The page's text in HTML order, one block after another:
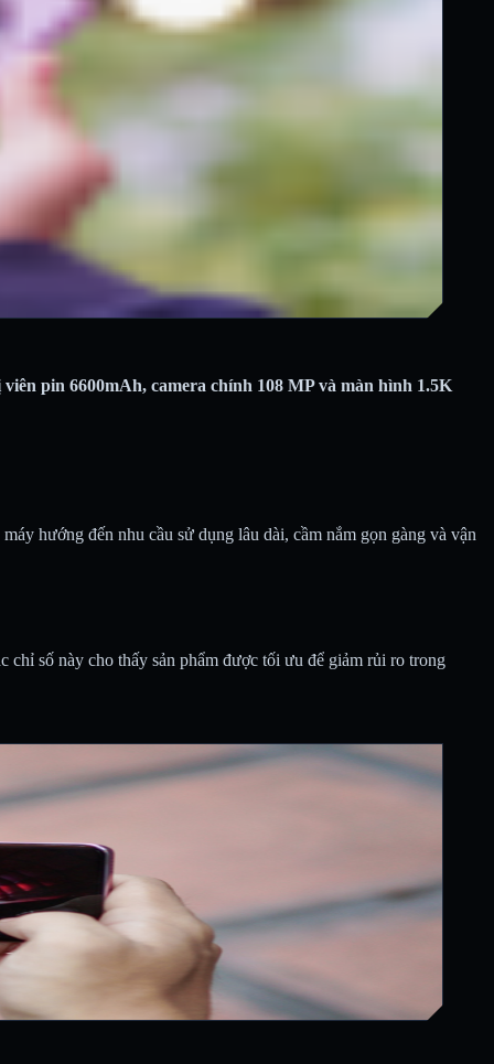
pin 6600mAh, camera chính 108 MP và màn hình 1.5K
hướng đến nhu cầu sử dụng lâu dài, cầm nắm gọn gàng và vận
số này cho thấy sản phẩm được tối ưu để giảm rủi ro trong